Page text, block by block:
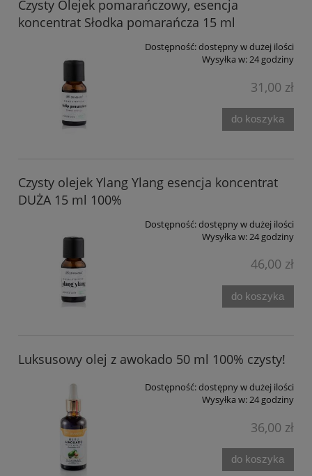
Czysty Olejek pomarańczowy, esencja
koncentrat Słodka pomarańcza 15 ml
Dostępność:dostępny w dużej ilości
Wysyłka w:24 godziny
31,00 zł
do koszyka
Czysty olejek Ylang Ylang esencja koncentrat
DUŻA 15 ml 100%
Dostępność:dostępny w dużej ilości
Wysyłka w:24 godziny
46,00 zł
do koszyka
Luksusowy olej z awokado 50 ml 100% czysty!
Dostępność:dostępny w dużej ilości
Wysyłka w:24 godziny
36,00 zł
do koszyka